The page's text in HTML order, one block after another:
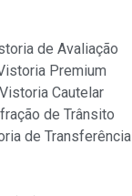
de Avaliação
Premium
Vistoria Cautelar
de Trânsito
de Transferência